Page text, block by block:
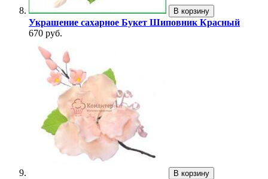
В корзину
Украшение сахарное Букет Шиповник Красный
670 руб.
В корзину